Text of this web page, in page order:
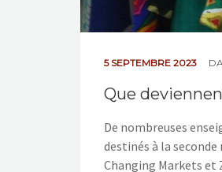
5 SEPTEMBRE 2023
Que
De nombreuses
destinés à la
Changing Markets et